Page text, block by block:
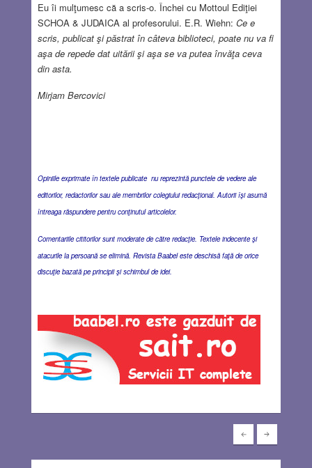
Eu îi mulţumesc că a scris-o. Închei cu Mottoul Ediţiei
SCHOA & JUDAICA al profesorului. E.R. Wiehn: Ce e
scris, publicat şi păstrat în câteva biblioteci, poate nu va fi
aşa de repede dat uitării şi aşa se va putea învăţa ceva
din asta.
Mirjam Bercovici
Opiniile exprimate în textele publicate nu reprezintă punctele de vedere ale
editorilor, redactorilor sau ale membrilor colegiului redacţional. Autorii îşi asumă
întreaga răspundere pentru conţinutul articolelor.
Comentariile cititorilor sunt moderate de către redacţie. Textele indecente şi
atacurile la persoană se elimină. Revista Baabel este deschisă faţă de orice
discuţie bazată pe principii şi schimbul de idei.